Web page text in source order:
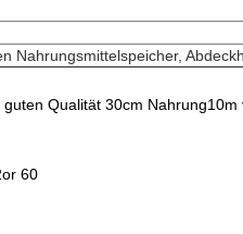
Nahrungsmittelspeicher,
Qualität 30cm
60